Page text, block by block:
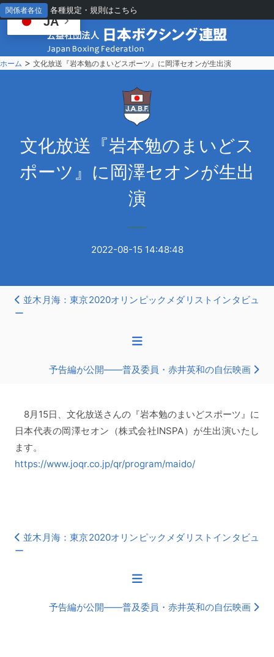
関係者各位 各種規定・規則はこちら
ホーム > 文化放送『岩本勉のまいどスポーツ』に岡澤セオンが生出演
文化放送『岩本勉のまいどス
ポーツ』に岡澤セオンが生出
演
2022-08-15 14:48:48
並木月海：東京2020オリンピックメダリストインタビュ
ー
予告編が公開――普及委員・赤井英和の自伝映画
8月15日、文化放送さんの『岩本勉のまいどスポーツ』に
日本代表の岡澤セオン（株式会社INSPA）が生出演いたし
ます。
https://www.joqr.co.jp/qr/program/maido/
並木月海：東京2020オリンピックメダリストインタビュ
ー
予告編が公開――普及委員・赤井英和の自伝映画
JA